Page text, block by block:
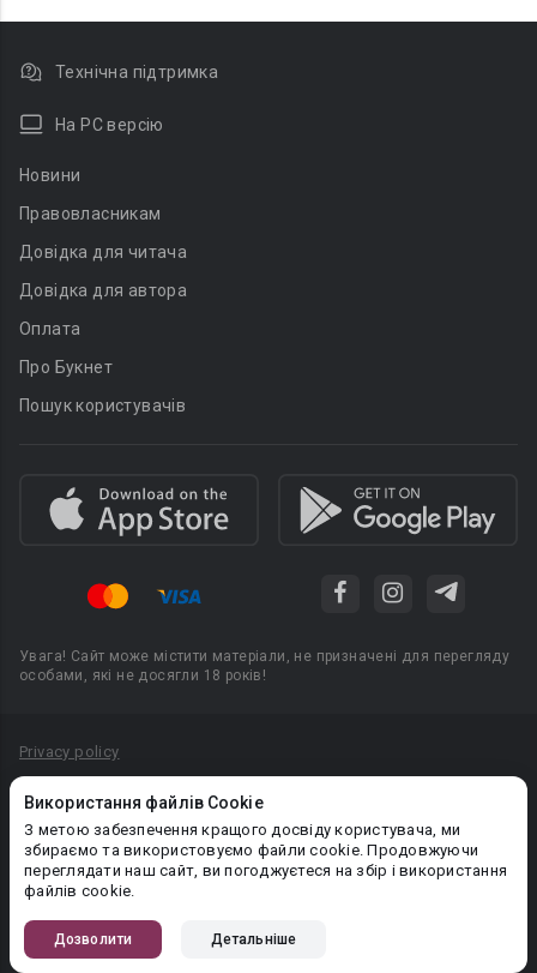
Використання файлів Cookie
З метою забезпечення кращого досвіду користувача, ми
збираємо та використовуємо файли cookie. Продовжуючи
переглядати наш сайт, ви погоджуєтеся на збір і використання
файлів cookie.
Дозволити Детальніше
Технічна підтримка
На PC версію
Новини
Правовласникам
Довідка для читача
Довідка для автора
Оплата
Про Букнет
Пошук користувачів
Увага! Сайт може містити матеріали, не призначені для перегляду
особами, які не досягли 18 років!
Privacy policy
Політика конфіденційності
Правила публікації авторського контенту
PR-вiддiл: pr@booknet.com
© 2026 Booknet. Всі права захищено.